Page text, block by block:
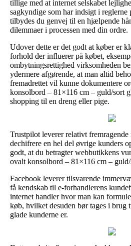
tillige med at internet selskabet
sagkyndige som har indsigt i reglerne
tilbydes du genvej til en hjælpende
dilemmaer i processen med din ordre.
Udover dette er det godt at køber er
forhold der influerer på købet,
ombytningsrettighed virksomheden
ydermere afgørende, at man altid
fremadrettet vil kunne dokumentere
konsolbord – 81×116 cm – guld/sort
shopping til en dreng eller pige.
Trustpilot leverer relativt
dechifrere en hel del øvrige kunders
godt, at du betragter webbutikkens
ovalt konsolbord – 81×116 cm –
Facebook leverer tilsvarende
få kendskab til e-forhandlerens
internet handler hvor man kan
køb, hvilket desuden bør tages i
glade kunderne er.